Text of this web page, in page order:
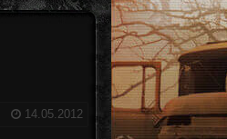
14.05.2012